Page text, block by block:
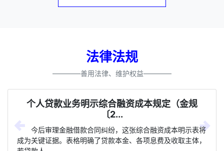
法律法规
————善用法律、维护权益————
个人贷款业务明示综合融资成本规定（金规
〔2...
今后审理金融借款合同纠纷，这张综合融资成本明示表将
成为关键证据。表格明确了贷款本金、各项息费及收取主体，